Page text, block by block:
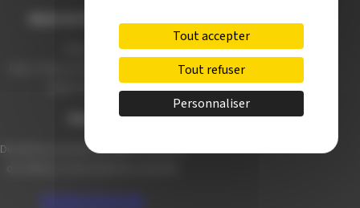
Hôtel de Ville
39300 Champagnole
Du lundi au vendredi de 8h00 à 12h00 et
03 84 53 01 00
Tout accepter
Tout refuser
Personnaliser